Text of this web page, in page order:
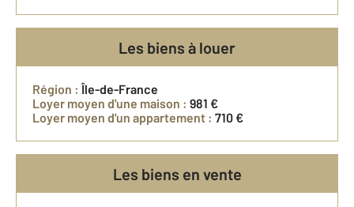
Les biens à louer
Région : Île-de-France
Loyer moyen d'une maison : 981 €
Loyer moyen d'un appartement : 710 €
Les biens en vente